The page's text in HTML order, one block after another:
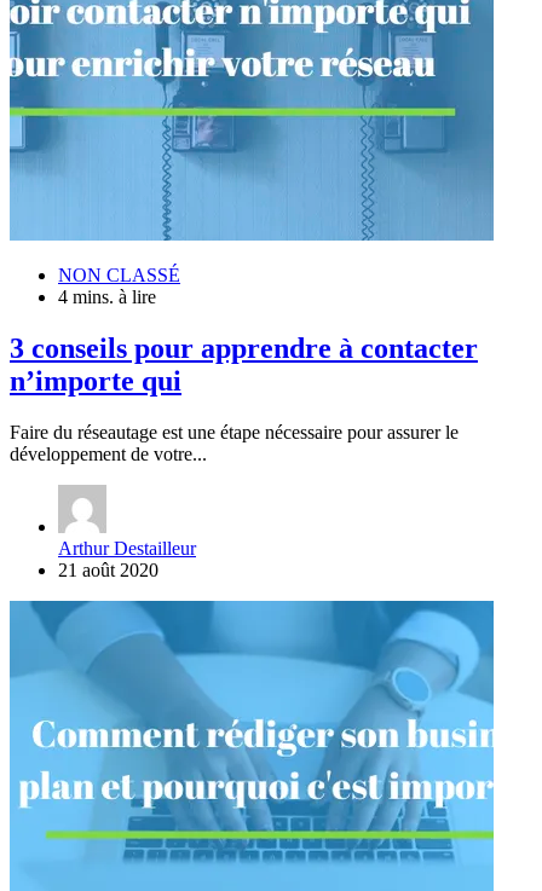
NON CLASSÉ
4 mins. à lire
3 conseils pour apprendre à contacter
n’importe qui
Faire du réseautage est une étape nécessaire pour assurer le
développement de votre...
Arthur Destailleur
21 août 2020